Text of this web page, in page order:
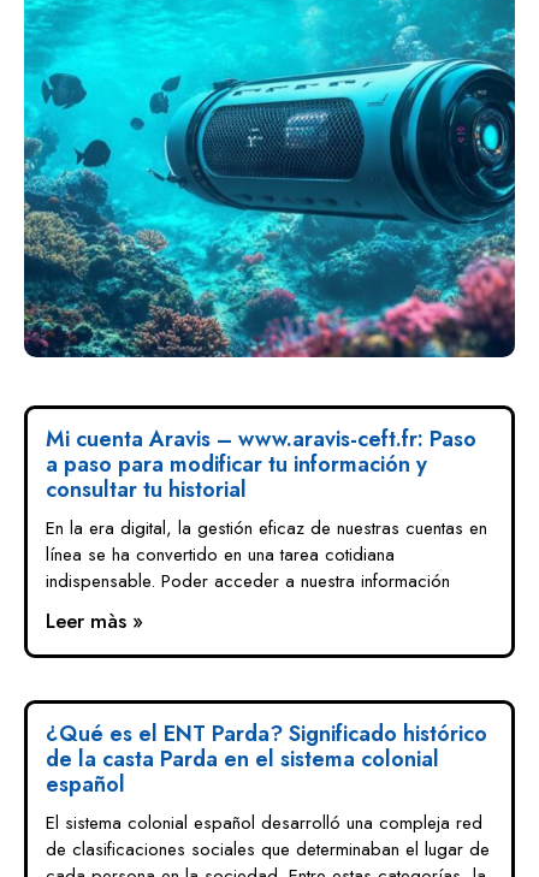
Mi cuenta Aravis – www.aravis-ceft.fr: Paso
a paso para modificar tu información y
consultar tu historial
En la era digital, la gestión eficaz de nuestras cuentas en
línea se ha convertido en una tarea cotidiana
indispensable. Poder acceder a nuestra información
Leer màs »
¿Qué es el ENT Parda? Significado histórico
de la casta Parda en el sistema colonial
español
El sistema colonial español desarrolló una compleja red
de clasificaciones sociales que determinaban el lugar de